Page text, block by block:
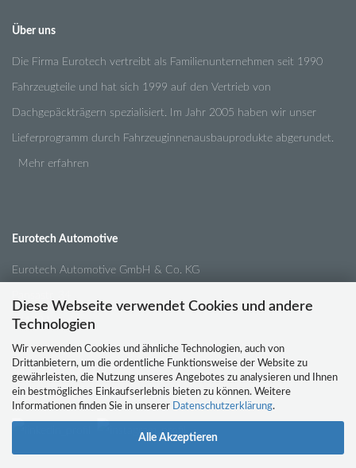
Diese Webseite verwendet Cookies und andere
Technologien
Wir verwenden Cookies und ähnliche Technologien, auch von
Drittanbietern, um die ordentliche Funktionsweise der Website zu
gewährleisten, die Nutzung unseres Angebotes zu analysieren und Ihnen
ein bestmögliches Einkaufserlebnis bieten zu können. Weitere
Informationen finden Sie in unserer
Datenschutzerklärung.
Alle Akzeptieren
Über uns
Die Firma Eurotech vertreibt als Familienunternehmen seit 1990
Fahrzeugteile und hat sich 1999 auf den Vertrieb von
Dachgepäckträgern spezialisiert. Im Jahr 2005 haben wir unser
Lieferprogramm durch Fahrzeuginnenausbauprodukte abgerundet.
Mehr erfahren
Eurotech Automotive
Eurotech Automotive GmbH & Co. KG
04179 Leipzig
Tel.:0341 / 4210791
Email:info@eurotech-automotive.de